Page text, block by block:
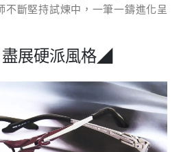
不斷堅持試煉中，一筆一鑄進化呈
展硬派風格◢